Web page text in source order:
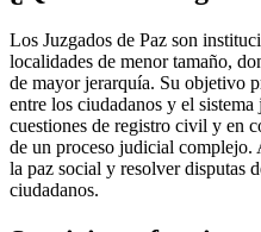
Los Juzgados de Paz son
localidades de menor tamaño,
de mayor jerarquía. Su objetivo
entre los ciudadanos y el
cuestiones de registro civil y en
de un proceso judicial complejo.
la paz social y resolver disputas
ciudadanos.